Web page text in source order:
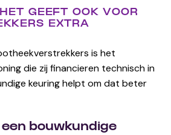
GEEFT OOK VOOR
EXTRA
is het
die zij financieren technisch in
keuring helpt om dat beter
bouwkundige